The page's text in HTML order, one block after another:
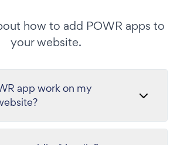
how to add POWR apps to
your website.
app work on my